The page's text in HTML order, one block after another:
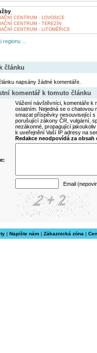
CENTRUM - LOVOSICE
CENTRUM - TEREZÍN
CENTRUM - LITOMĚŘICE
...
článku
napsány žádné komentáře.
komentář k tomuto článku
Vážení návštěvníci, komentáře k
ostatním. Nejedná se o
smazat příspěvky nesouvisející
porušující zákony ČR, vulgární,
nezákonné, propagující
k uveřejnění Vaší IP adresy na
Redakce neodpovídá za
Email
| Napište nám| Zákaznická zóna |